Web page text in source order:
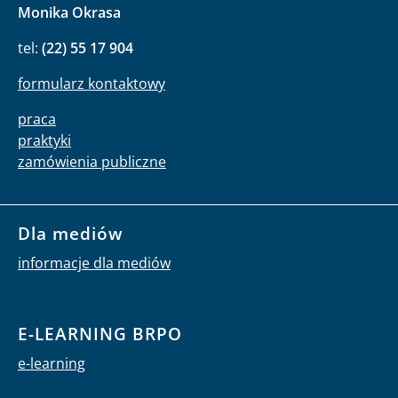
Monika Okrasa
tel: (22) 55 17 904
formularz kontaktowy
praca
praktyki
zamówienia publiczne
Dla mediów
informacje dla mediów
E-LEARNING BRPO
e-learning